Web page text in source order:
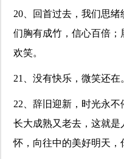
20、回首过去，我们思
们胸有成竹，信心百倍
欢笑。
21、没有快乐，微笑还在
22、辞旧迎新，时光永
长大成熟又老去，这就
怀，向往中的美好明天，